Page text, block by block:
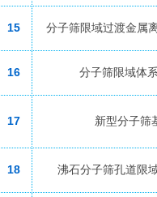
15 分子筛限域过渡金属
16 分子筛限域体
17 新型分子筛
18 沸石分子筛孔道限